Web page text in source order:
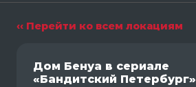
‹‹ Перейти ко всем локациям
Дом Бенуа в сериале
«Бандитский Петербург»